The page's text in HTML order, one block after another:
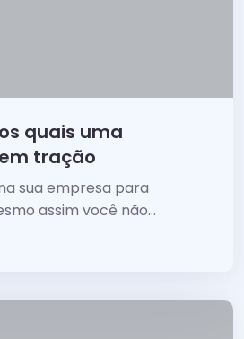
quais uma
tração
sua empresa para
assim você não